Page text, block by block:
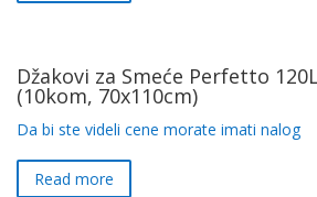
Džakovi za Smeće Perfetto
(10kom, 70x110cm)
Da bi ste videli cene morate imati nalog
Read more